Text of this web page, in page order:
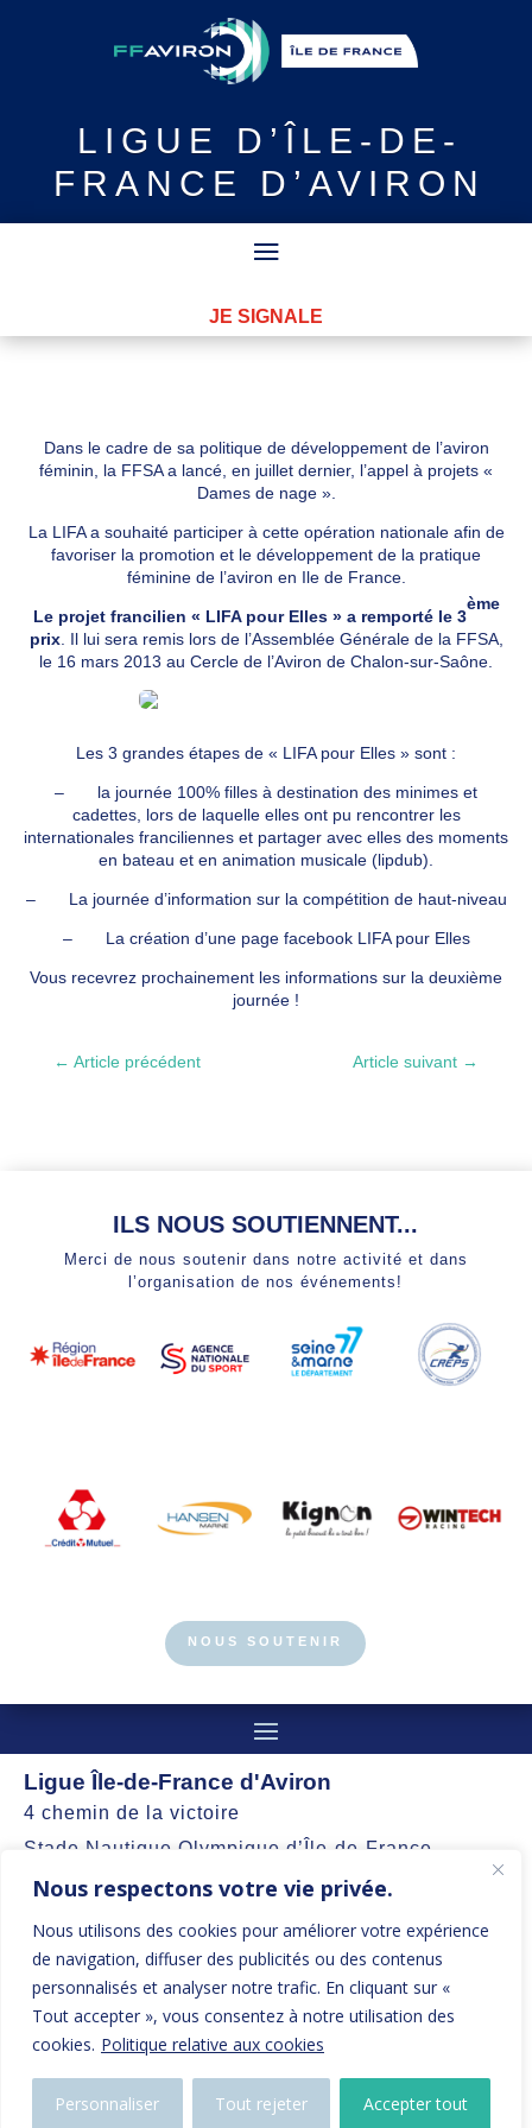
Nous respectons votre vie privée.
Nous utilisons des cookies pour améliorer votre expérience
de navigation, diffuser des publicités ou des contenus
personnalisés et analyser notre trafic. En cliquant sur «
Tout accepter », vous consentez à notre utilisation des
cookies. Politique relative aux cookies
Personnaliser Tout rejeter Accepter tout
LIGUE
D’ÎLE-DE-
FRANCE D’AVIRON
JE SIGNALE
Dans le cadre de sa politique de développement de l’aviron
féminin, la FFSA a lancé, en juillet dernier, l’appel à projets «
Dames de nage ».
La LIFA a souhaité participer à cette opération nationale afin de
favoriser la promotion et le développement de la pratique
féminine de l’aviron en Ile de France.
Le projet francilien « LIFA pour Elles » a remporté le 3
ème
prix. Il lui sera remis lors de l’Assemblée Générale de la FFSA,
le 16 mars 2013 au Cercle de l’Aviron de Chalon-sur-Saône.
Les 3 grandes étapes de « LIFA pour Elles » sont :
– la journée 100% filles à destination des minimes et
cadettes, lors de laquelle elles ont pu rencontrer les
internationales franciliennes et partager avec elles des moments
en bateau et en animation musicale (lipdub).
– La journée d’information sur la compétition de haut-niveau
– La création d’une page facebook LIFA pour Elles
Vous recevrez prochainement les informations sur la deuxième
journée !
← Article précédent Article suivant →
ILS NOUS SOUTIENNENT...
Merci de nous soutenir dans notre activité et dans
l’organisation de nos événements!
NOUS SOUTENIR
Ligue Île-de-France d'Aviron
4 chemin de la victoire
Stade Nautique Olympique d’Île-de-France
77360 Vaires-sur-Marne
contact@aviron-iledefrance.org
Suivez nos actualités et restez informés